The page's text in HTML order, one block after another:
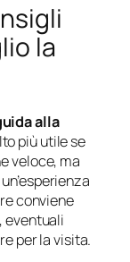
la
alla
più utile se
veloce, ma
conviene
eventuali
per la visita.